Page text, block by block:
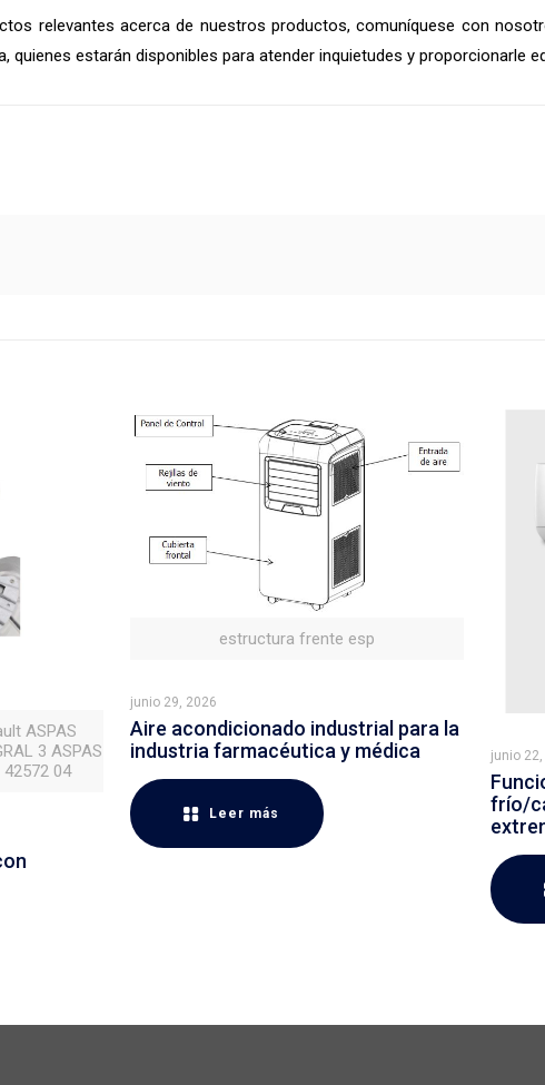
relevantes acerca de nuestros productos, comuníquese con
estarán disponibles para atender inquietudes y proporcionarle
ASPAS
3 ASPAS
42572 04
estructura frente esp
junio 29, 2026
Aire acondicionado industrial para la
industria farmacéutica y médica
Leer más
junio
frío/